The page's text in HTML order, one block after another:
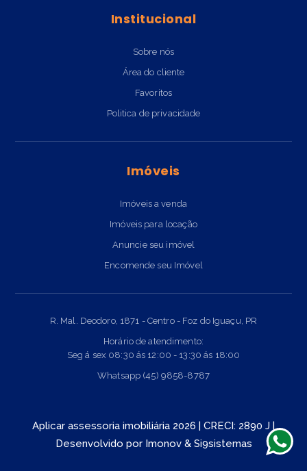
Institucional
Sobre nós
Área do cliente
Favoritos
Politica de privacidade
Imóveis
Imóveis a venda
Imóveis para locação
Anuncie seu imóvel
Encomende seu Imóvel
R. Mal. Deodoro, 1871 - Centro - Foz do Iguaçu, PR
Horário de atendimento:
Seg á sex 08:30 ás 12:00 - 13:30 ás 18:00
Whatsapp (45) 9858-8787
Aplicar assessoria imobiliária 2026 | CRECI: 2890 J |
Desenvolvido por Imonov& Si9sistemas